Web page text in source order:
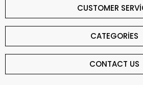
CUSTOMER
CATEGORİES
CONTACT US